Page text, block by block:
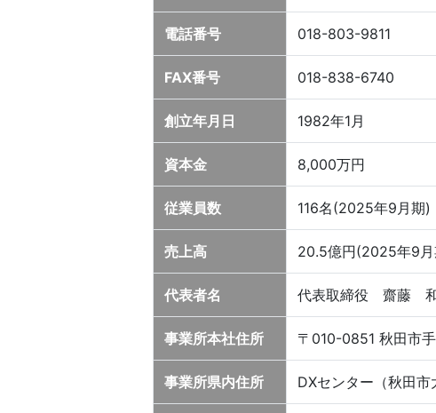
電話番号 018-803-9811
FAX番号 018-838-6740
創立年月日 1982年1月
資本金 8,000万円
従業員数 116名(2025年9月期
売上高 20.5億円(2025年9月
代表者名 代表取締役 齋藤
事業所本社住所 〒010-0851 秋田市
事業所県内住所 DXセンター（秋田市